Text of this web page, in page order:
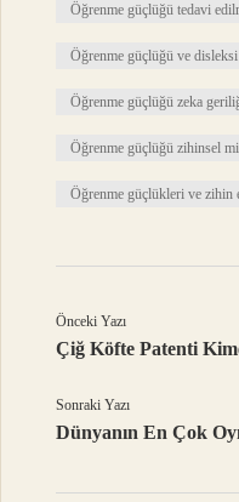
Öğrenme güçlüğü tedavi
Öğrenme güçlüğü ve
Öğrenme güçlüğü zeka
Öğrenme güçlüğü zihinsel mi
Öğrenme güçlükleri ve zihin
Önceki Yazı
Çiğ Köfte Patenti
Sonraki Yazı
Dünyanın En Çok